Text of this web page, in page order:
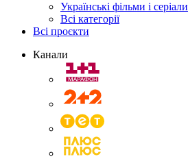
Українські фільми і серіали
Всі категорії
Всі проєкти
Канали